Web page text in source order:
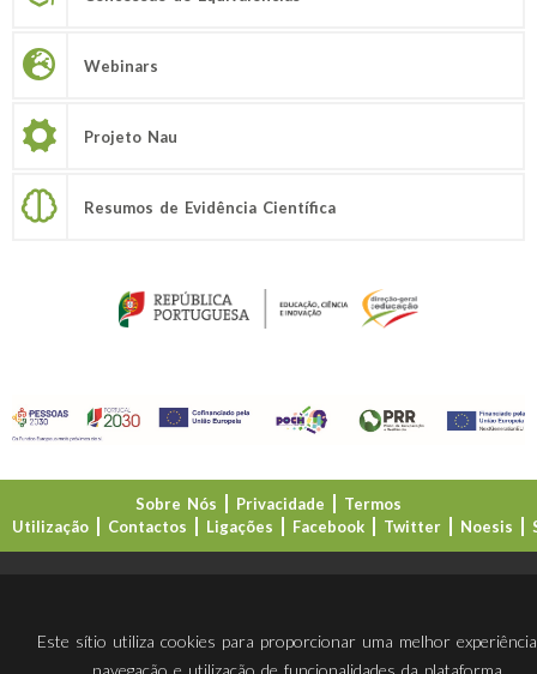
Webinars
Projeto Nau
Resumos de Evidência Científica
Sobre Nós Privacidade
Termos
Utilização
Contactos Ligações Facebook Twitter Noesis
Este sítio utiliza cookies para proporcionar uma melhor
navegação e utilização de funcionalidades da plataforma.